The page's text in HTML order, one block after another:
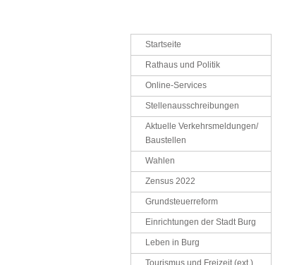
Navigation
überspringen
Startseite
Rathaus und Politik
Online-Services
Stellenausschreibungen
Aktuelle Verkehrsmeldungen/
Baustellen
Wahlen
Zensus 2022
Grundsteuerreform
Einrichtungen der Stadt Burg
Leben in Burg
Tourismus und Freizeit (ext.)